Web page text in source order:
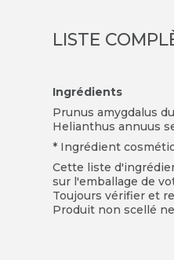
LISTE
Ingrédients
Prunus amygdalus
Helianthus annuus
* Ingrédient
Cette liste
sur l'emballage de
Toujours vérifier et
Produit non scellé